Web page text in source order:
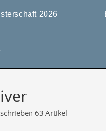
2026
63 Artikel